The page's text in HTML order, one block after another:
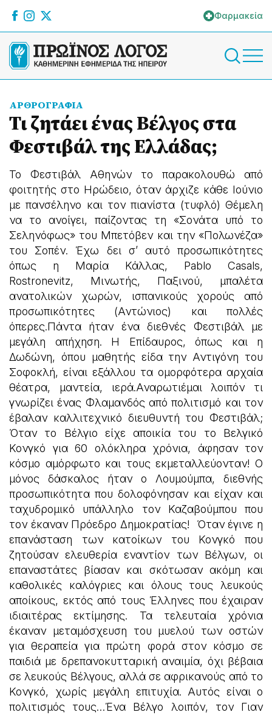
Φαρμακεία
ΑΡΘΡΟΓΡΑΦΙΑ
Τι ζητάει ένας Βέλγος στα
Φεστιβάλ της Ελλάδας;
Το Φεστιβάλ Αθηνών το παρακολουθώ από
φοιτητής στο Ηρώδειο, όταν άρχιζε κάθε Ιούνιο
με πανσέληνο και τον πιανίστα (τυφλό) Θέμελη
να το ανοίγει, παίζοντας τη «Σονάτα υπό το
Σεληνόφως» του Μπετόβεν και την «Πολωνέζα»
του Σοπέν. Έχω δει σ’ αυτό προσωπικότητες
όπως η Μαρία Κάλλας, Pablo Casals,
Rostronevitz, Mινωτής, Παξινού, μπαλέτα
ανατολικών χωρών, ισπανικούς χορούς από
προσωπικότητες (Αντώνιος) και πολλές
όπερες.Πάντα ήταν ένα διεθνές Φεστιβάλ με
μεγάλη απήχηση. Η Επίδαυρος, όπως και η
Δωδώνη, όπου μαθητής είδα την Αντιγόνη του
Σοφοκλή, είναι εξάλλου τα ομορφότερα αρχαία
θέατρα, μαντεία, ιερά.Αναρωτιέμαι λοιπόν τι
γνωρίζει ένας Φλαμανδός από πολιτισμό και τον
έβαλαν καλλιτεχνικό διευθυντή του Φεστιβάλ;
Όταν το Βέλγιο είχε αποικία του το Βελγικό
Κονγκό για 60 ολόκληρα χρόνια, άφησαν τον
κόσμο αμόρφωτο και τους εκμεταλλεύονταν! Ο
μόνος δάσκαλος ήταν ο Λουμούμπα, διεθνής
προσωπικότητα που δολοφόνησαν και είχαν και
ταχυδρομικό υπάλληλο τον Καζαβούμπου που
τον έκαναν Πρόεδρο Δημοκρατίας! Όταν έγινε η
επανάσταση των κατοίκων του Κονγκό που
ζητούσαν ελευθερία εναντίον των Βέλγων, οι
επαναστάτες βίασαν και σκότωσαν ακόμη και
καθολικές καλόγριες και όλους τους λευκούς
αποίκους, εκτός από τους Έλληνες που έχαιραν
ιδιαιτέρας εκτίμησης. Τα τελευταία χρόνια
έκαναν μεταμόσχευση του μυελού των οστών
για θεραπεία για πρώτη φορά στον κόσμο σε
παιδιά με δρεπανοκυτταρική αναιμία, όχι βέβαια
σε λευκούς Βέλγους, αλλά σε αφρικανούς από το
Κονγκό, χωρίς μεγάλη επιτυχία. Αυτός είναι ο
πολιτισμός τους…Ένα Βέλγο λοιπόν, τον Γιαν